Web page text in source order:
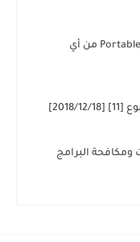
كيفية تحميل أو إنشاء نسخة محمولة Portable من أي
ومكافحة البرامج